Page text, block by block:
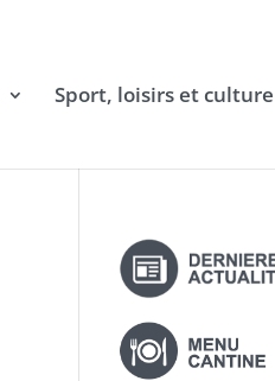
Sport, loisirs et culture